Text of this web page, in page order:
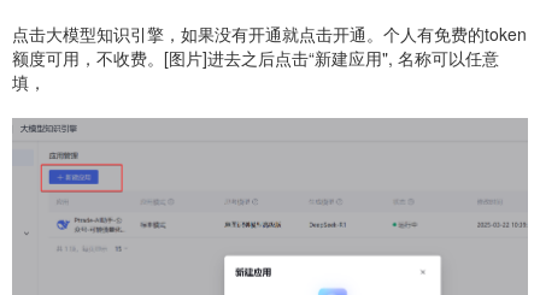
点击大模型知识引擎，如果没有开通就点击开通。个人有免费的token
额度可用，不收费。[图片]进去之后点击“新建应用", 名称可以任意
填，